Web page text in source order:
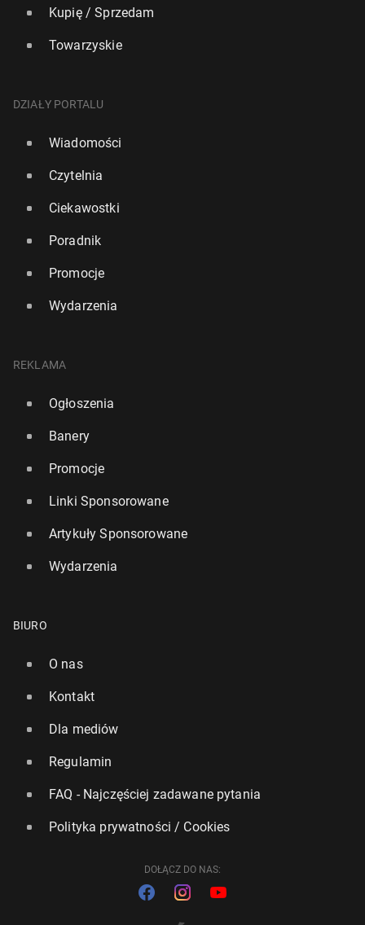
Kupię / Sprzedam
Towarzyskie
DZIAŁY PORTALU
Wiadomości
Czytelnia
Ciekawostki
Poradnik
Promocje
Wydarzenia
REKLAMA
Ogłoszenia
Banery
Promocje
Linki Sponsorowane
Artykuły Sponsorowane
Wydarzenia
BIURO
O nas
Kontakt
Dla mediów
Regulamin
FAQ - Najczęściej zadawane pytania
Polityka prywatności / Cookies
DOŁĄCZ DO NAS: